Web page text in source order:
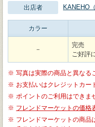
出店者 KANEHO
カラー
－
完売
ご好評
※ 写真は実際の商品と異なる
※ お支払いはクレジットカー
※ ポイントのご利用はできま
※ フレンドマーケットの価格
※ フレンドマーケットの商品